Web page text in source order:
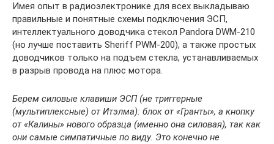
Имея опыт в радиоэлектронике для всех выкладываю
правильные и понятные схемы подключения ЭСП,
интеллектуального доводчика стекол Pandora DWM-210
(но лучше поставить Sheriff PWM-200), а также простых
доводчиков только на подъем стекла, устанавливаемых
в разрыв провода на плюс мотора.
Берем силовые клавиши ЭСП (не триггерные
(мультиплексные) от Итэлма): блок от «Гранты», а кнопку
от «Калины» нового образца (именно она силовая), так как
они самые симпатичные по виду. Это конечно не